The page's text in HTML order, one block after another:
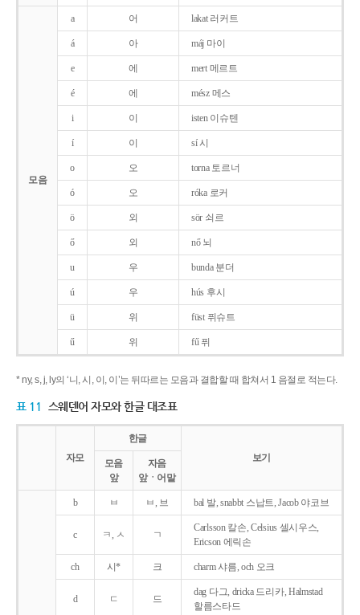
모음
a 어 lakat 러커트
á 아 máj 마이
e 에 mert 메르트
é 에 mész 메스
i 이 isten 이슈텐
í 이 sí 시
o 오 torna 토르너
ó 오 róka 로커
ö 외 sör 쇠르
ő 외 nő 뇌
u 우 bunda 분더
ú 우 hús 후시
ü 위 füst 퓌슈트
ű 위 fű 퓌
* ny, s, j, ly의 ‘니, 시, 이, 이’는 뒤따르는 모음과 결합할 때 합쳐서 1 음절로 적는다.
표 11 스웨덴어 자모와 한글 대조표
자모
한글
보기
모음
앞
자음
앞ㆍ어말
b ㅂ ㅂ, 브 bal 발, snabbt 스납트, Jacob 야코브
c ㅋ, ㅅ ㄱ
Carlsson 칼손, Celsius 셀시우스,
Ericson 에릭손
ch 시* 크 charm 샤름, och 오크
d ㄷ 드
dag 다그, dricka 드리카, Halmstad
할름스타드